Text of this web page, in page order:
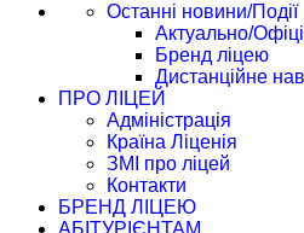
Останні новини/Події
Актуально/
Бренд ліцею
Дистанційне
ПРО ЛІЦЕЙ
Адміністрація
Країна Ліценія
ЗМІ про ліцей
Контакти
БРЕНД ЛІЦЕЮ
АБІТУРІЄНТАМ